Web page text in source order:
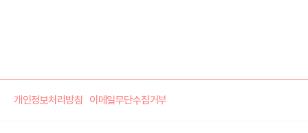
개인정보처리방침 이메일무단수집거부